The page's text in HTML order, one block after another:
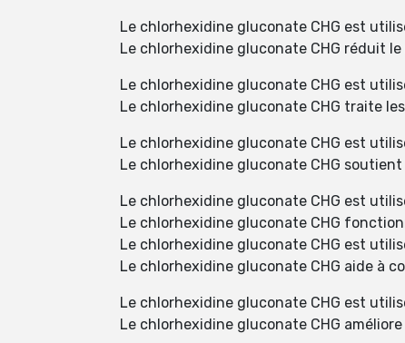
Le chlorhexidine gluconate CHG est
Le chlorhexidine gluconate CHG réduit
Le chlorhexidine gluconate CHG est
Le chlorhexidine gluconate CHG traite
Le chlorhexidine gluconate CHG est
Le chlorhexidine gluconate CHG
Le chlorhexidine gluconate CHG est
Le chlorhexidine gluconate CHG
Le chlorhexidine gluconate CHG est
Le chlorhexidine gluconate CHG aide à
Le chlorhexidine gluconate CHG est
Le chlorhexidine gluconate CHG